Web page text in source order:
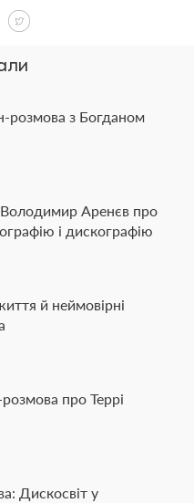
розмова з Богданом
Володимир Аренєв про
і дискографію
й неймовірні
про Террі
Дискосвіт у